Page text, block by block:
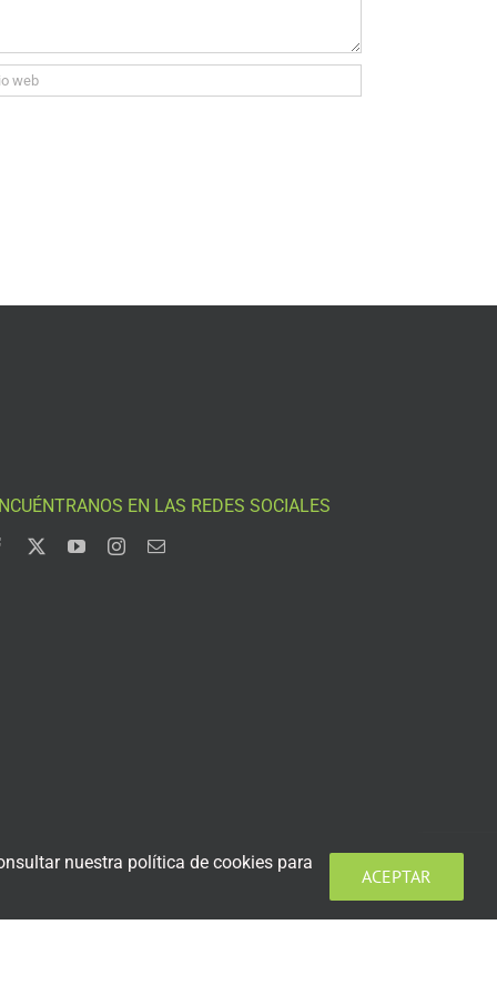
EN LAS REDES SOCIALES
nuestra política de cookies para
ACEPTAR